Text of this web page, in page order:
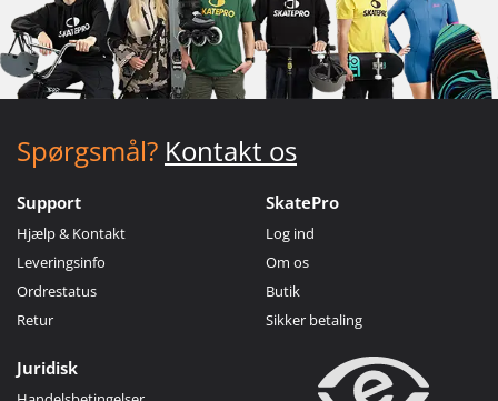
Spørgsmål? Kontakt os
Support
Hjælp & Kontakt
Leveringsinfo
Ordrestatus
Retur
SkatePro
Log ind
Om os
Butik
Sikker betaling
Juridisk